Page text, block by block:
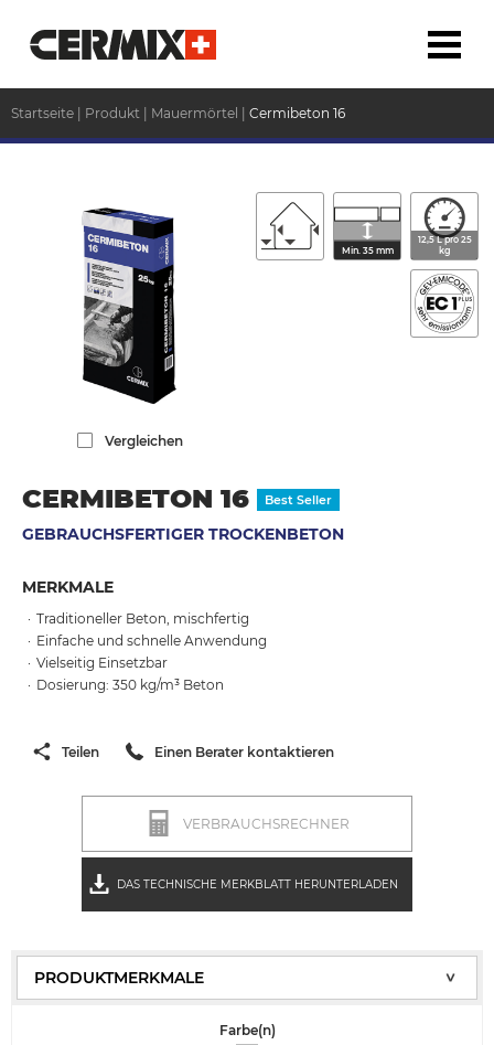
Startseite Produkt Mauermörtel Cermibeton 16
Vergleichen
CERMIBETON 16 Best Seller
GEBRAUCHSFERTIGER TROCKENBETON
MERKMALE
Traditioneller Beton, mischfertig
Einfache und schnelle Anwendung
Vielseitig Einsetzbar
Dosierung: 350 kg/m³ Beton
Min. 35 mm
12,5 L pro 25
kg
Teilen Einen Berater kontaktieren
VERBRAUCHSRECHNER
DAS TECHNISCHE MERKBLATT HERUNTERLADEN
Farbe(n)